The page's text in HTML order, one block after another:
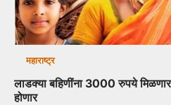
महाराष्ट्र
लाडक्या बहिणींना 3000 रुपये
होणार